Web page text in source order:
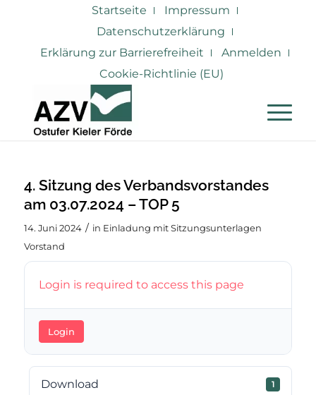
Startseite
Impressum
Datenschutzerklärung
Erklärung zur Barrierefreiheit
Anmelden
Cookie-Richtlinie (EU)
4. Sitzung des Verbandsvorstandes
am 03.07.2024 – TOP 5
14. Juni 2024 / in Einladung mit Sitzungsunterlagen
Vorstand
Login is required to access this page
Login
Download 1